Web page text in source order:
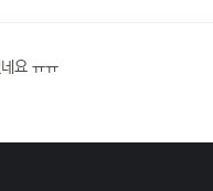
요 ㅠㅠ